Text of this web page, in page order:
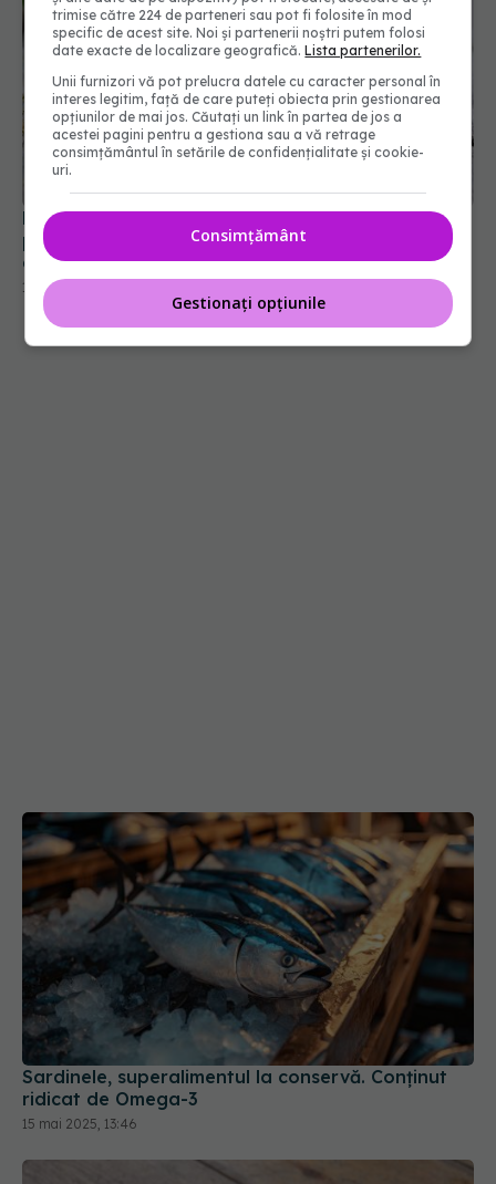
Planta banală care are 5 beneficii puternice
pentru sănătate. Distruge bacteriile și are efect
anticancer
11 apr 2026, 18:56
Sardinele, superalimentul la conservă. Conținut
ridicat de Omega-3
15 mai 2025, 13:46
trimise către 224 de parteneri sau pot fi folosite în mod
specific de acest site. Noi și partenerii noștri putem folosi
date exacte de localizare geografică.Lista partenerilor.
Unii furnizori vă pot prelucra datele cu caracter personal în
interes legitim, față de care puteți obiecta prin gestionarea
opțiunilor de mai jos. Căutați un link în partea de jos a
acestei pagini pentru a gestiona sau a vă retrage
consimțământul în setările de confidențialitate și cookie-
uri.
Consimțământ
Gestionați opțiunile